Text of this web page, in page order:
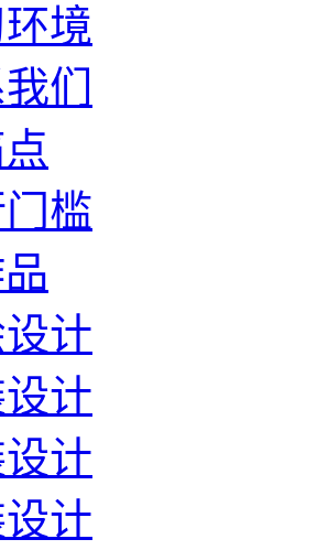
境
们
槛
计
计
计
计